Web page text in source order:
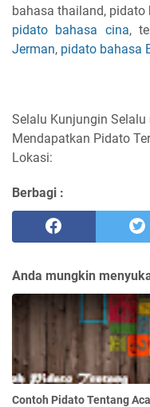
bahasa thailand, pidato
pidato bahasa cina,
Jerman, pidato bahasa
Selalu Kunjungin Selalu
Mendapatkan Pidato
Lokasi:
Berbagi :
Anda mungkin
Contoh Pidato Tentang